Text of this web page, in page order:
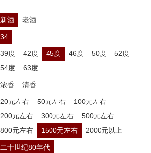
新酒 老酒
34
39度 42度 45度 46度 50度
52度
54度
63度
浓香 清香
20元左右 50元左右
100元左右
200元左右
300元左右
500元左右
800元左右
1500元左右 2000元以上
二十世纪80年代